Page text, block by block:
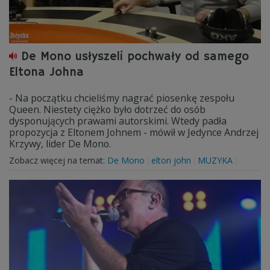
De Mono usłyszeli pochwały od samego
Eltona Johna
- Na początku chcieliśmy nagrać piosenkę zespołu
Queen. Niestety ciężko było dotrzeć do osób
dysponujących prawami autorskimi. Wtedy padła
propozycja z Eltonem Johnem - mówił w Jedynce Andrzej
Krzywy, lider De Mono.
Zobacz więcej na temat: De Mono elton john MUZYKA